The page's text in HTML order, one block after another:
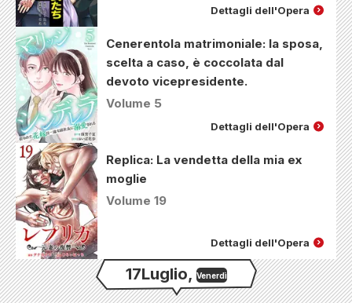
Dettagli dell'Opera
Cenerentola matrimoniale: la sposa,
scelta a caso, è coccolata dal
devoto vicepresidente.
Volume 5
Dettagli dell'Opera
Replica: La vendetta della mia ex
moglie
Volume 19
Dettagli dell'Opera
17Luglio, Venerdì